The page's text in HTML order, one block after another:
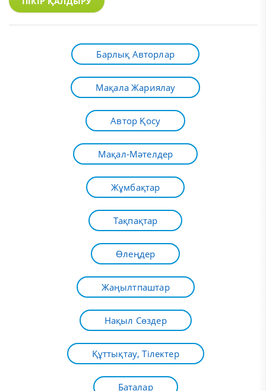
Барлық Авторлар
Мақала Жариялау
Автор Қосу
Мақал-Мәтелдер
Жұмбақтар
Тақпақтар
Өлеңдер
Жаңылтпаштар
Нақыл Сөздер
Құттықтау, Тілектер
Баталар